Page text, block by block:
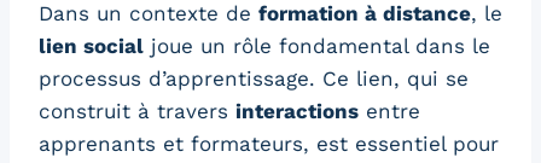
Dans un contexte de formation à distance, le
lien social joue un rôle fondamental dans le
processus d’apprentissage. Ce lien, qui se
construit à travers interactions entre
apprenants et formateurs, est essentiel pour